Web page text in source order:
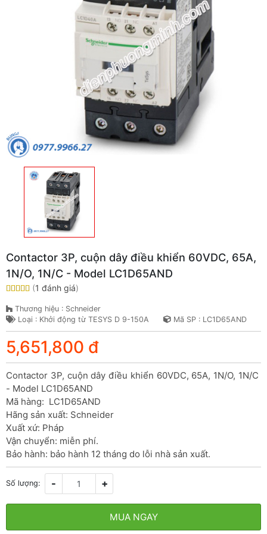
Contactor 3P, cuộn dây điều khiển 60VDC, 65A,
1N/O, 1N/C - Model LC1D65AND
(1 đánh giá)
Thương hiệu : Schneider
Loại : Khởi động từ TESYS D 9-150A
Mã SP : LC1D65AND
5,651,800 đ
Contactor 3P, cuộn dây điều khiển 60VDC, 65A, 1N/O, 1N/C
- Model LC1D65AND
Mã hàng:  LC1D65AND
Hãng sản xuất: Schneider
Xuất xứ: Pháp
Vận chuyển: miễn phí.
Bảo hành: bảo hành 12 tháng do lỗi nhà sản xuất.
Số lượng: - +
MUA NGAY